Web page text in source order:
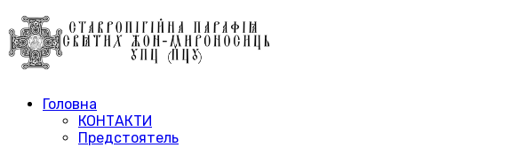
Головна
КОНТАКТИ
Предстоятель